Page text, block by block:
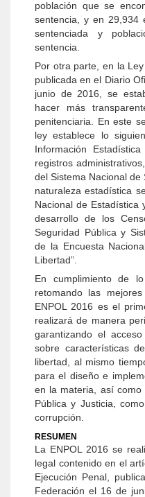
población que se
sentencia, y en 29,934
sentenciada y
sentencia.
Por otra parte, en la
publicada en el Diario
junio de 2016, se
hacer más
penitenciaria. En este
ley establece lo
Información
registros
del Sistema Nacional
naturaleza estadística
Nacional de Estadística
desarrollo de los
Seguridad Pública y
de la Encuesta
Libertad”.
En cumplimiento de
retomando las
ENPOL 2016 es el
realizará de manera
garantizando el
sobre características
libertad, al mismo
para el diseño e
en la materia, así como
Pública y Justicia,
corrupción.
RESUMEN
La ENPOL 2016 se
legal contenido en el
Ejecución Penal,
Federación el 16 de